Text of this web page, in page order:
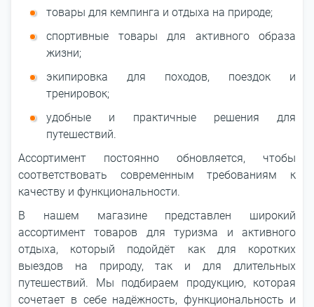
товары для кемпинга и отдыха на природе;
спортивные товары для активного образа
жизни;
экипировка для походов, поездок и
тренировок;
удобные и практичные решения для
путешествий.
Ассортимент постоянно обновляется, чтобы
соответствовать современным требованиям к
качеству и функциональности.
В нашем магазине представлен широкий
ассортимент товаров для туризма и активного
отдыха, который подойдёт как для коротких
выездов на природу, так и для длительных
путешествий. Мы подбираем продукцию, которая
сочетает в себе надёжность, функциональность и